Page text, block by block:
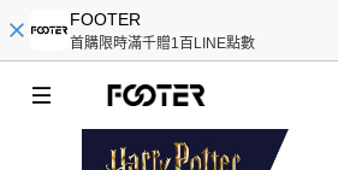
FOOTER
首購限時滿千贈1百LINE點數